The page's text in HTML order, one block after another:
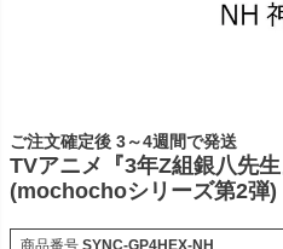
ご注文確定後 3～4週間で発送
TVアニメ『3年Z組銀八先
(mochochoシリーズ第2弾)
商品番号 SYNC-GP4HEX-NH